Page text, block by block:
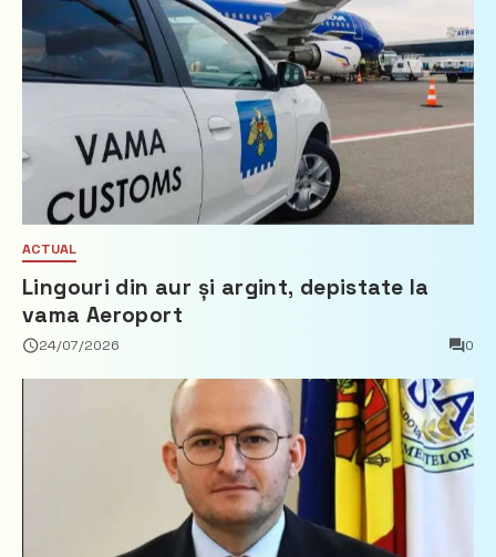
ACTUAL
Lingouri din aur și argint, depistate la
vama Aeroport
24/07/2026 0